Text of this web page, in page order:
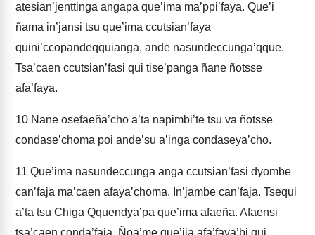
atesian’jenttinga angapa que’ima ma’ppi’faya. Que’i
ñama in’jansi tsu que’ima ccutsian’faya
quini’ccopandeqquianga, ande nasundeccunga’qque.
Tsa’caen ccutsian’fasi qui tise’panga ñane ñotsse
afa’faya.
10 Nane osefaeña’cho a’ta napimbi’te tsu va ñotsse
condase’choma poi ande’su a’inga condaseya’cho.
11 Que’ima nasundeccunga anga ccutsian’fasi dyombe
can’faja ma’caen afaya’choma. In’jambe can’faja. Tsequi
a’ta tsu Chiga Qquendya’pa que’ima afaeña. Afaensi
tsa’caen conda’faja. Ñoa’me que’ija afa’faya’bi qui.